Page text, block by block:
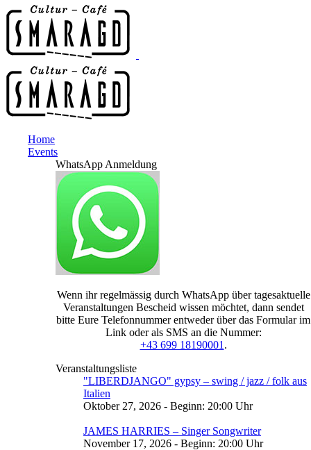
Home
Events
WhatsApp Anmeldung
Wenn ihr regelmässig durch WhatsApp über tagesaktuelle
Veranstaltungen Bescheid wissen möchtet, dann sendet
bitte Eure Telefonnummer entweder über das Formular im
Link oder als SMS an die Nummer:
+43 699 18190001 .
Veranstaltungsliste
"LIBERDJANGO" gypsy – swing / jazz / folk aus
Italien
Oktober 27, 2026 - Beginn: 20:00 Uhr
JAMES HARRIES – Singer Songwriter
November 17, 2026 - Beginn: 20:00 Uhr